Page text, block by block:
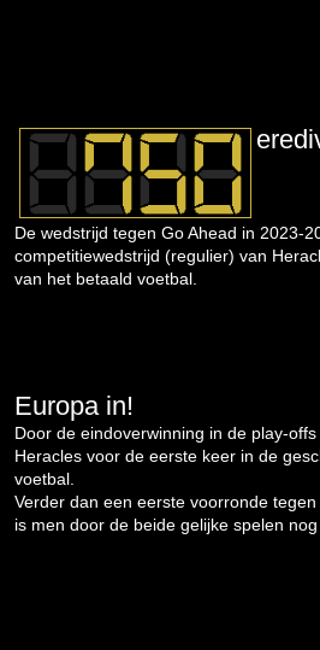
De wedstrijd tegen Go Ahead in 2023-
competitiewedstrijd (regulier) van
van het betaald voetbal.
Europa in!
Door de eindoverwinning in de play-
Heracles voor de eerste keer in de
voetbal.
Verder dan een eerste voorronde
is men door de beide gelijke spelen nog